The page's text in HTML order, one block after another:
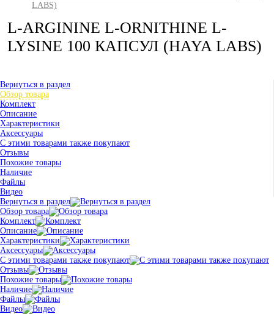
LABS)
L-ARGININE L-ORNITHINE L-
LYSINE 100 КАПСУЛ (HAYA LABS)
Вернуться в раздел
Обзор товара
Комплект
Описание
Характеристики
Аксессуары
С этими товарами также покупают
Отзывы
Похожие товары
Наличие
Файлы
Видео
Вернуться в раздел
Обзор товара
Комплект
Описание
Характеристики
Аксессуары
С этими товарами также покупают
Отзывы
Похожие товары
Наличие
Файлы
Видео